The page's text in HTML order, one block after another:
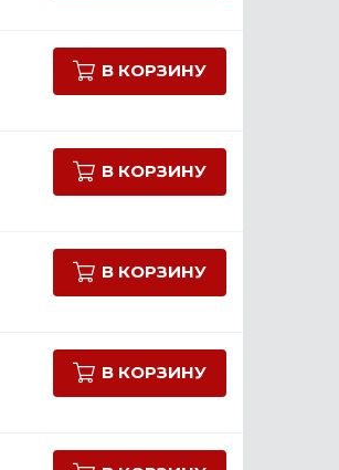
В КОРЗИНУ
В КОРЗИНУ
В КОРЗИНУ
В КОРЗИНУ